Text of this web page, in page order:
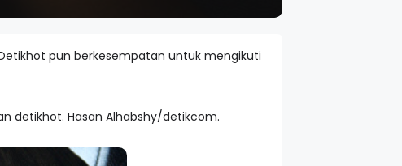
pun berkesempatan untuk mengikuti
detikhot. Hasan Alhabshy/detikcom.